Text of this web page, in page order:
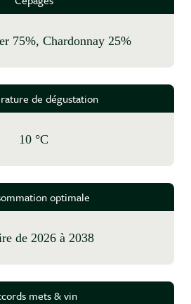
75%, Chardonnay 25%
de dégustation
10 °C
optimale
de 2026 à 2038
mets & vin